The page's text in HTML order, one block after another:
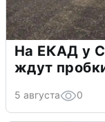
На ЕКАД у
ждут
5 августа 0